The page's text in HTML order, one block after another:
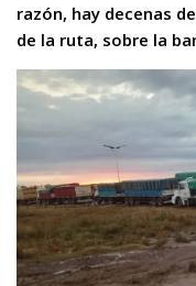
razón, hay decenas
de la ruta, sobre la